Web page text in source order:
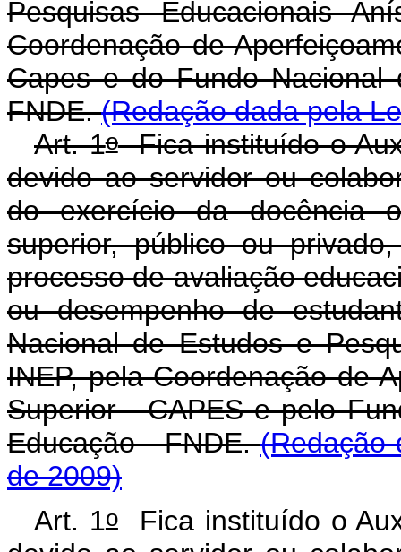
Pesquisas Educacionais
Coordenação de
Capes e do Fundo Nacional
FNDE.(Redação dada pela
Art. 1oFica instituído o
devido ao servidor ou
do exercício da docência
superior, público ou
processo de avaliação
ou desempenho de
Nacional de Estudos e
INEP, pela Coordenação de
Superior - CAPES e pelo
Educação - FNDE.(Redação
de 2009)
Art. 1oFica instituído o